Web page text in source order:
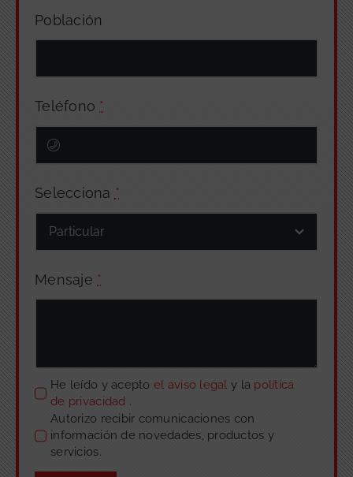
Población
Teléfono *
Selecciona *
Mensaje *
He leído y acepto el aviso legaly la política
de privacidad .
Autorizo recibir comunicaciones con
información de novedades, productos y
servicios.